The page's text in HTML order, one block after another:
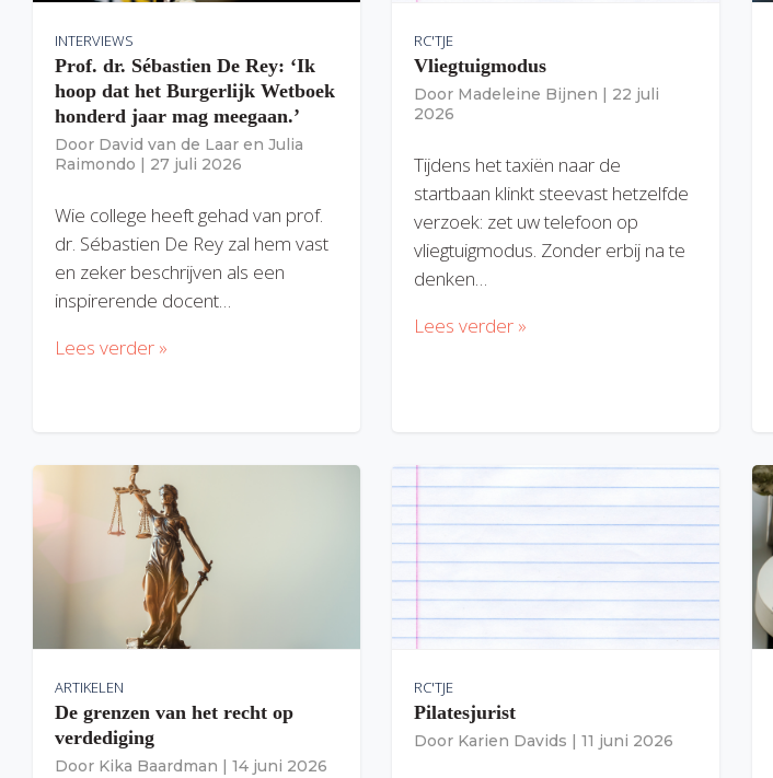
INTERVIEWS
Prof. dr. Sébastien De Rey: ‘Ik
hoop dat het Burgerlijk Wetboek
honderd jaar mag meegaan.’
Door David van de Laar en Julia
Raimondo | 27 juli 2026
Wie college heeft gehad van prof.
dr. Sébastien De Rey zal hem vast
en zeker beschrijven als een
inspirerende docent…
Lees verder »
RC'TJE
Vliegtuigmodus
Door Madeleine Bijnen | 22 juli
2026
Tijdens het taxiën naar de
startbaan klinkt steevast hetzelfde
verzoek: zet uw telefoon op
vliegtuigmodus. Zonder erbij na te
denken…
Lees verder »
ARTIKELEN
De grenzen van het recht op
verdediging
Door Kika Baardman | 14 juni 2026
RC'TJE
Pilatesjurist
Door Karien Davids | 11 juni 2026